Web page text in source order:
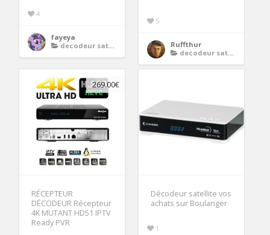
5
Ruffthur
decodeur satellite 4k
4
fayeya
decodeur satellite 4k
Décodeur satellite vos
achats sur Boulanger
1
269.00€
RÉCEPTEUR
DÉCODEUR Récepteur
4K MUTANT HD51 IPTV
Ready PVR